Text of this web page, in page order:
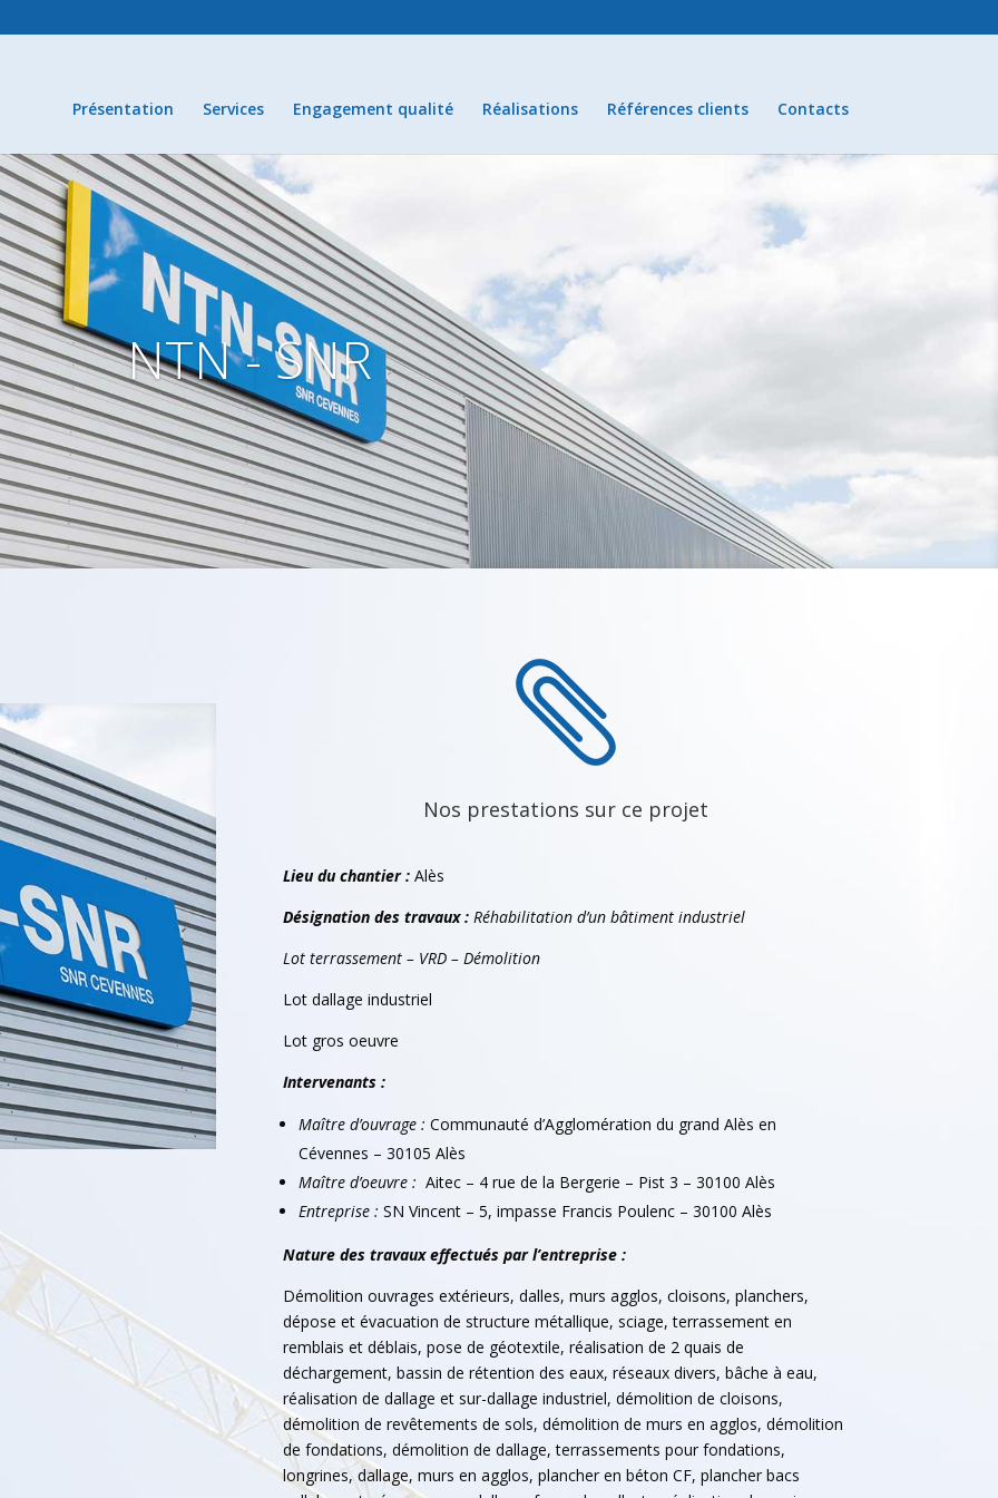
Présentation Services Engagement qualité Réalisations Références clients Contacts
NTN - SNR

Nos prestations sur ce projet
Lieu du chantier :Alès
Désignation des travaux :Réhabilitation d’un bâtiment industriel
Lot terrassement – VRD – Démolition
Lot dallage industriel
Lot gros oeuvre
Intervenants :
Maître d’ouvrage : Communauté d’Agglomération du grand Alès en
Cévennes – 30105 Alès
Maître d’oeuvre : Aitec – 4 rue de la Bergerie – Pist 3 – 30100 Alès
Entreprise : SN Vincent – 5, impasse Francis Poulenc – 30100 Alès
Nature des travaux effectués par l’entreprise :
Démolition ouvrages extérieurs, dalles, murs agglos, cloisons, planchers,
dépose et évacuation de structure métallique, sciage, terrassement en
remblais et déblais, pose de géotextile, réalisation de 2 quais de
déchargement, bassin de rétention des eaux, réseaux divers, bâche à eau,
réalisation de dallage et sur-dallage industriel, démolition de cloisons,
démolition de revêtements de sols, démolition de murs en agglos, démolition
de fondations, démolition de dallage, terrassements pour fondations,
longrines, dallage, murs en agglos, plancher en béton CF, plancher bacs